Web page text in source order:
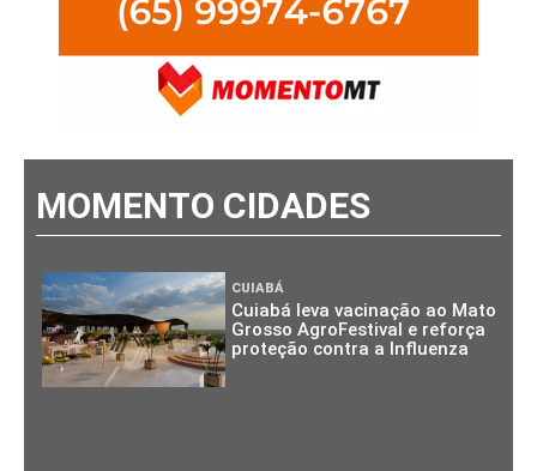
MOMENTO CIDADES
CUIABÁ
Cuiabá leva vacinação ao Mato
Grosso AgroFestival e reforça
proteção contra a Influenza